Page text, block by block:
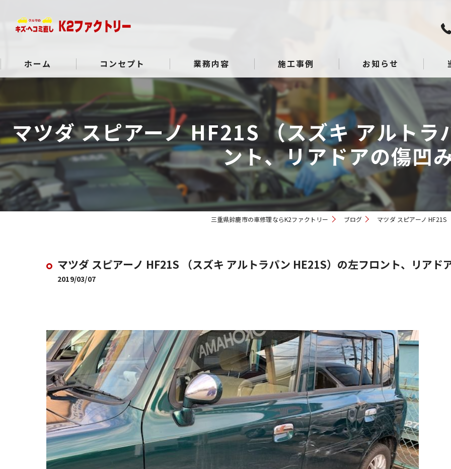
ホーム コンセプト 業務内容
よくある質問
施工事例 お知らせ
点検
整備
ガラ
マツダ スピアーノ HF21S （スズキ アルト
ント、リアドアの傷凹
三重県鈴鹿市の車修理ならK2ファクトリー ブログ マツダ スピアーノ
マツダ スピアーノ HF21S （スズキ アルトラパン HE21S）の左フロント、リアド
2019/03/07